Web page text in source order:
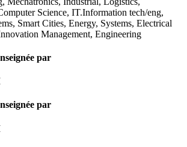
Science, IT.Information tech/eng,
Smart Cities, Energy, Systems, Electrical
Management, Engineering
par
par